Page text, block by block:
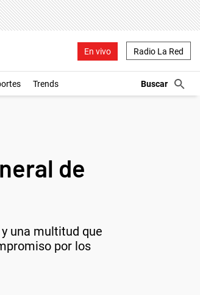
En vivo Radio La Red
Trends
de
una multitud que
por los